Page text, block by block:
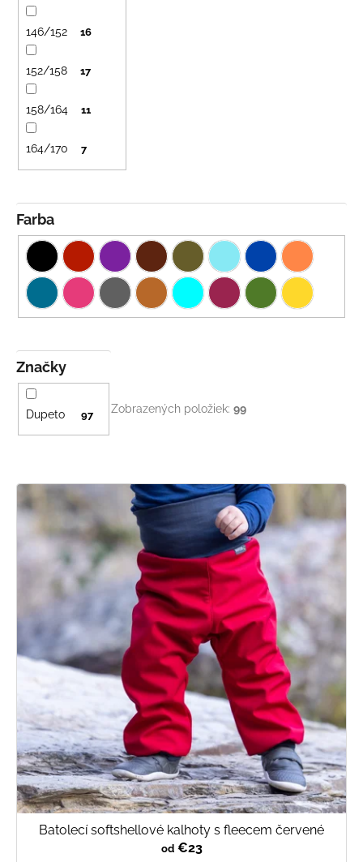
Značky
Dupeto 97
Farba
146/152 16
152/158 17
158/164 11
164/170 7
Zobrazených položiek: 99
V
ý
p
r
o
d
k
t
o
v
Batolecí softshellové kalhoty s fleecem červené
od€23